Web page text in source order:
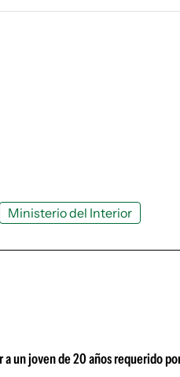
Ministerio del Interior
un joven de 20 años requerido